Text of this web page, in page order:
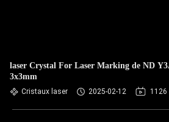
laser Crystal For Laser Marking de ND
3x3mm
Cristaux laser 2025-02-12 1126